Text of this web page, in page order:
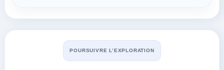
Rechercher à Setúbal
POURSUIVRE L’EXPLORATION